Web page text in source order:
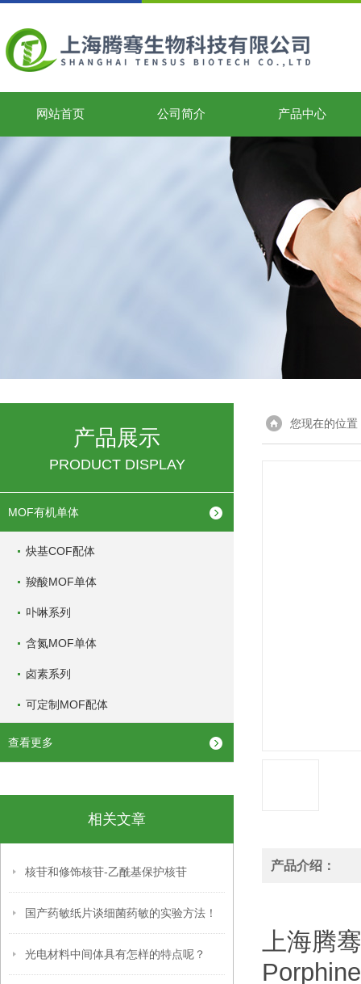
网站首页 公司简介 产品中心
产品展示
PRODUCT DISPLAY
MOF有机单体
炔基COF配体
羧酸MOF单体
卟啉系列
含氮MOF单体
卤素系列
可定制MOF配体
查看更多
相关文章
核苷和修饰核苷-乙酰基保护核苷
国产药敏纸片谈细菌药敏的实验方法！
光电材料中间体具有怎样的特点呢？
您现在的位置
产品介绍：
上海腾